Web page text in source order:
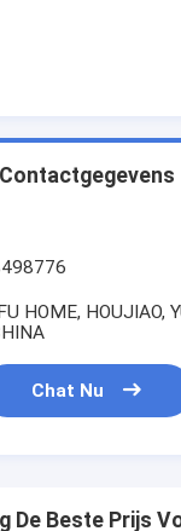
met ons op
motorcilinder
Contactgegevens
HOME, HOUJIAO,
Chat Nu
De Beste Prijs